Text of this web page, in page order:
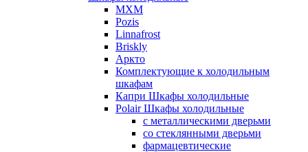
МХМ
Pozis
Linnafrost
Briskly
Аркто
Комплектующие к холодильным
шкафам
Капри Шкафы холодильные
Polair Шкафы холодильные
с металлическими дверьми
со стеклянными дверьми
фармацевтические